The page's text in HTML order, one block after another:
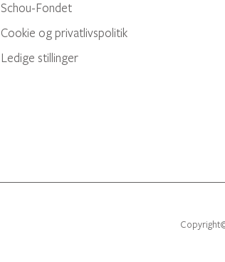
Schou-Fondet
Cookie og privatlivspolitik
Ledige stillinger